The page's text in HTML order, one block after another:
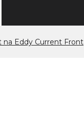
Eddy Current Front